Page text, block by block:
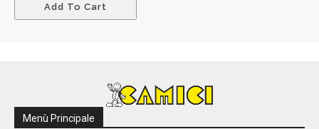
Add To Cart
Menù Principale